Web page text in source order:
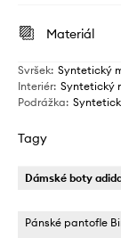
Materiál
Svršek: Syntetický
Interiér: Syntetický
Podrážka:
Tagy
Dámské boty
Pánské pantofle